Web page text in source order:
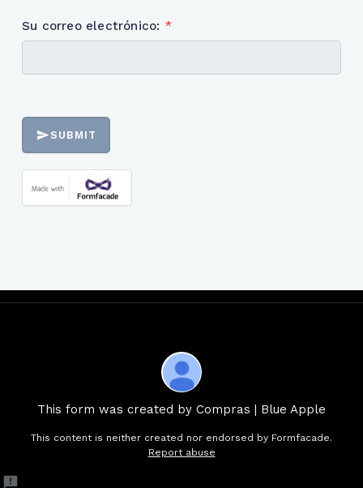
Su correo electrónico: *
SUBMIT
This form was created by Compras | Blue Apple
This content is neither created nor endorsed by Formfacade.
Report abuse